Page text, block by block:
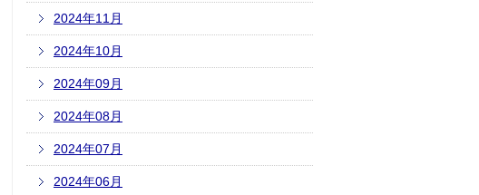
2024年11月
2024年10月
2024年09月
2024年08月
2024年07月
2024年06月